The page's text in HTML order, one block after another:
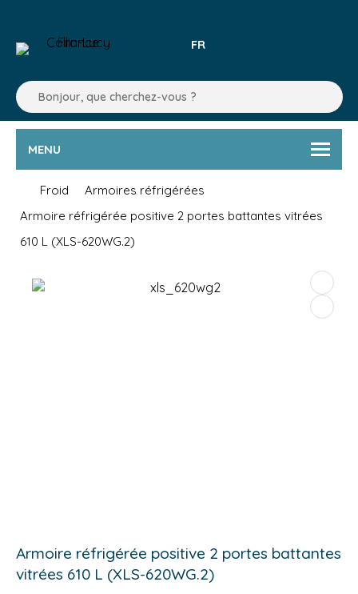
FR
MENU
Froid
Armoires réfrigérées
Armoire réfrigérée positive 2 portes battantes vitrées
610 L (XLS-620WG.2)
Armoire réfrigérée positive 2 portes battantes
vitrées 610 L (XLS-620WG.2)